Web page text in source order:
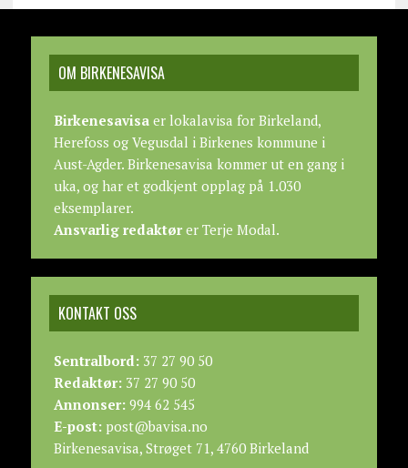
OM BIRKENESAVISA
Birkenesavisaer lokalavisa for Birkeland,
Herefoss og Vegusdal i Birkenes kommune i
Aust-Agder. Birkenesavisa kommer ut en gang i
uka, og har et godkjent opplag på 1.030
eksemplarer.
Ansvarlig redaktører Terje Modal.
KONTAKT OSS
Sentralbord:37 27 90 50
Redaktør:37 27 90 50
Annonser:994 62 545
E-post:post@bavisa.no
Birkenesavisa, Strøget 71, 4760 Birkeland